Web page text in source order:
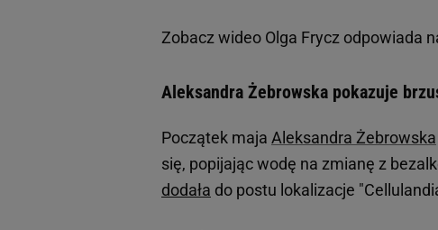
Zobacz wideo Olga Frycz odpowiada
Aleksandra Żebrowska pokazuje
Początek maja Aleksandra Żebrowska
się, popijając wodę na zmianę z
dodała do postu lokalizacje